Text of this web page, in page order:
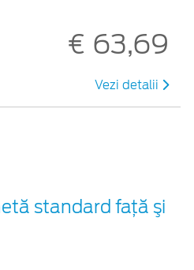
€ 63,69
Vezi detalii
standard faţă şi